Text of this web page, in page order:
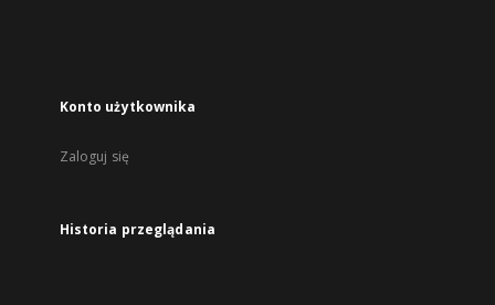
Konto użytkownika
Zaloguj się
Historia przeglądania